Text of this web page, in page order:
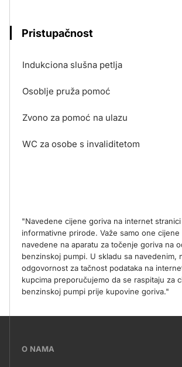
Pristupačnost
Indukciona slušna petlja
Osoblje pruža pomoć
Zvono za pomoć na ulazu
WC za osobe s invaliditetom
"Navedene cijene goriva na internet stranici
informativne prirode. Važe samo one cijene
navedene na aparatu za točenje goriva na
benzinskoj pumpi. U skladu sa navedenim,
odgovornost za tačnost podataka na
kupcima preporučujemo da se raspitaju za
benzinskoj pumpi prije kupovine goriva."
???O NAMA